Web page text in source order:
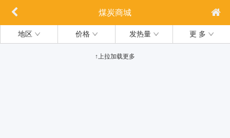
煤炭商城
地区 价格 发热量 更 多
↑上拉加载更多